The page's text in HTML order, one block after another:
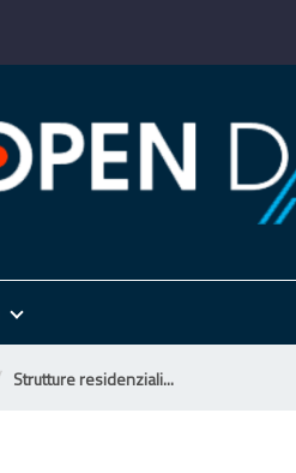
Strutture residenziali...